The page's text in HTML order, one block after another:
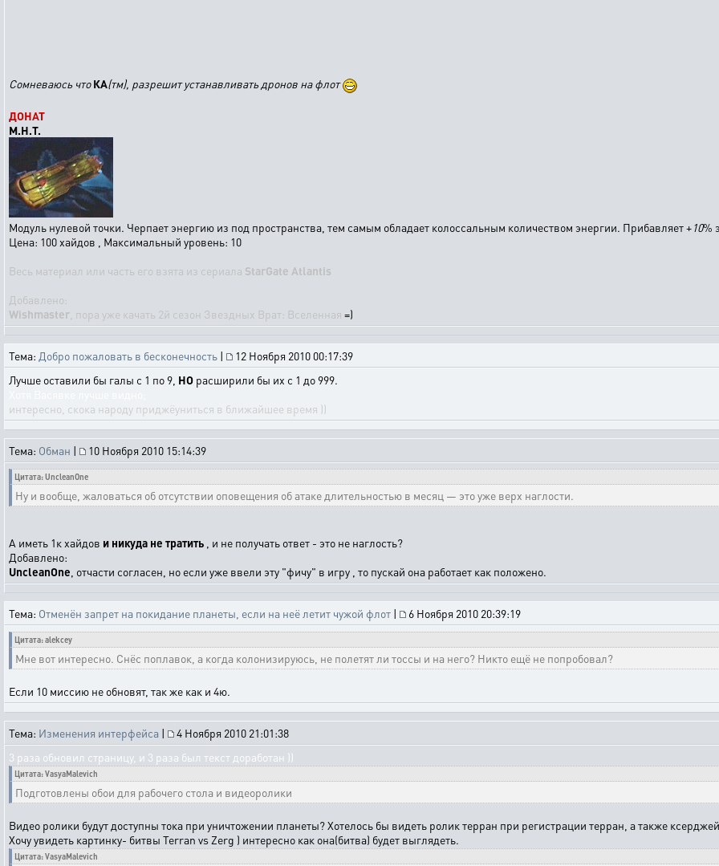
Сомневаюсь что КА(тм), разрешит устанавливать дронов на флот
ДОНАТ
М.Н.Т.
Модуль нулевой точки. Черпает энергию из под пространства, тем самым обладает колоссальным количеством энергии. Прибавляет +10%
Цена: 100 хайдов , Максимальный уровень: 10
Весь материал или часть его взята из сериала StarGate Atlantis
Добавлено:
Wishmaster , пора уже качать 2й сезон Звездных Врат: Вселенная =)
Тема: Добро пожаловать в бесконечность | 12 Ноября 2010 00:17:39
Лучше оставили бы галы с 1 по 9, НО расширили бы их с 1 до 999.
интересно, скока народу приджёуниться в ближайшее время ))
Тема: Обман | 10 Ноября 2010 15:14:39
Цитата: UncleanOne
Ну и вообще, жаловаться об отсутствии оповещения об атаке длительностью в месяц — это уже верх наглости.
А иметь 1к хайдов и никуда не тратить , и не получать ответ - это не наглость?
Добавлено:
UncleanOne , отчасти согласен, но если уже ввели эту "фичу" в игру , то пускай она работает как положено.
Тема: Отменён запрет на покидание планеты, если на неё летит чужой флот | 6 Ноября 2010 20:39:19
Цитата: alekcey
Мне вот интересно. Снёс поплавок, а когда колонизируюсь, не полетят ли тоссы и на него? Никто ещё не попробовал?
Если 10 миссию не обновят, так же как и 4ю.
Тема: Изменения интерфейса | 4 Ноября 2010 21:01:38
3 раза обновил страницу, и 3 раза был текст доработан ))
Цитата: VasyaMalevich
Подготовлены обои для рабочего стола и видеоролики
Видео ролики будут доступны тока при уничтожении планеты? Хотелось бы видеть ролик терран при регистрации терран, а также
Хочу увидеть картинку- битвы Terran vs Zerg ) интересно как она(битва) будет выглядеть.
Цитата: VasyaMalevich